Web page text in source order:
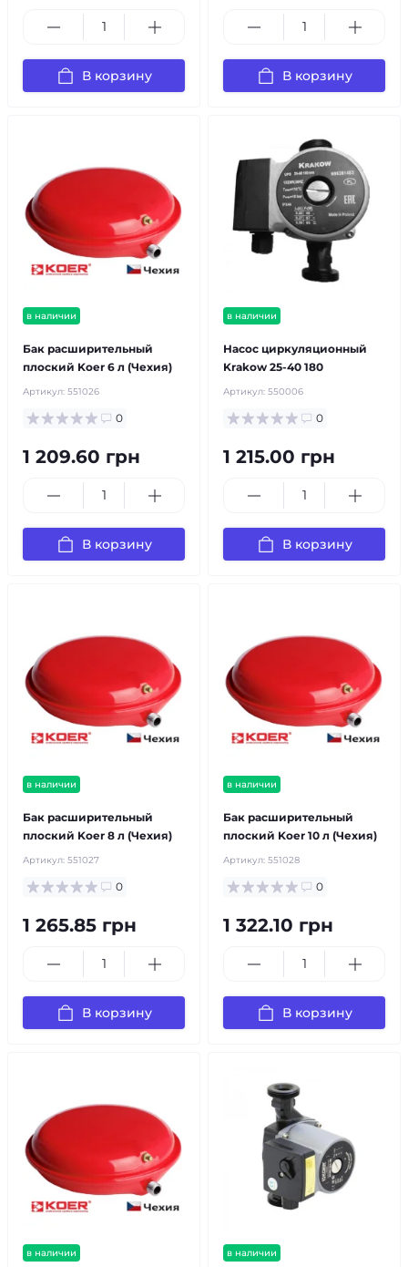
В корзину В корзину
в наличии
Бак расширительный
плоский Koer 6 л (Чехия)
Артикул: 551026
0
1 209.60 грн
В корзину
в наличии
Насос циркуляционный
Krakow 25-40 180
Артикул: 550006
0
1 215.00 грн
В корзину
в наличии
Бак расширительный
плоский Koer 8 л (Чехия)
Артикул: 551027
0
1 265.85 грн
В корзину
в наличии
Бак расширительный
плоский Koer 10 л (Чехия)
Артикул: 551028
0
1 322.10 грн
В корзину
в наличии в наличии